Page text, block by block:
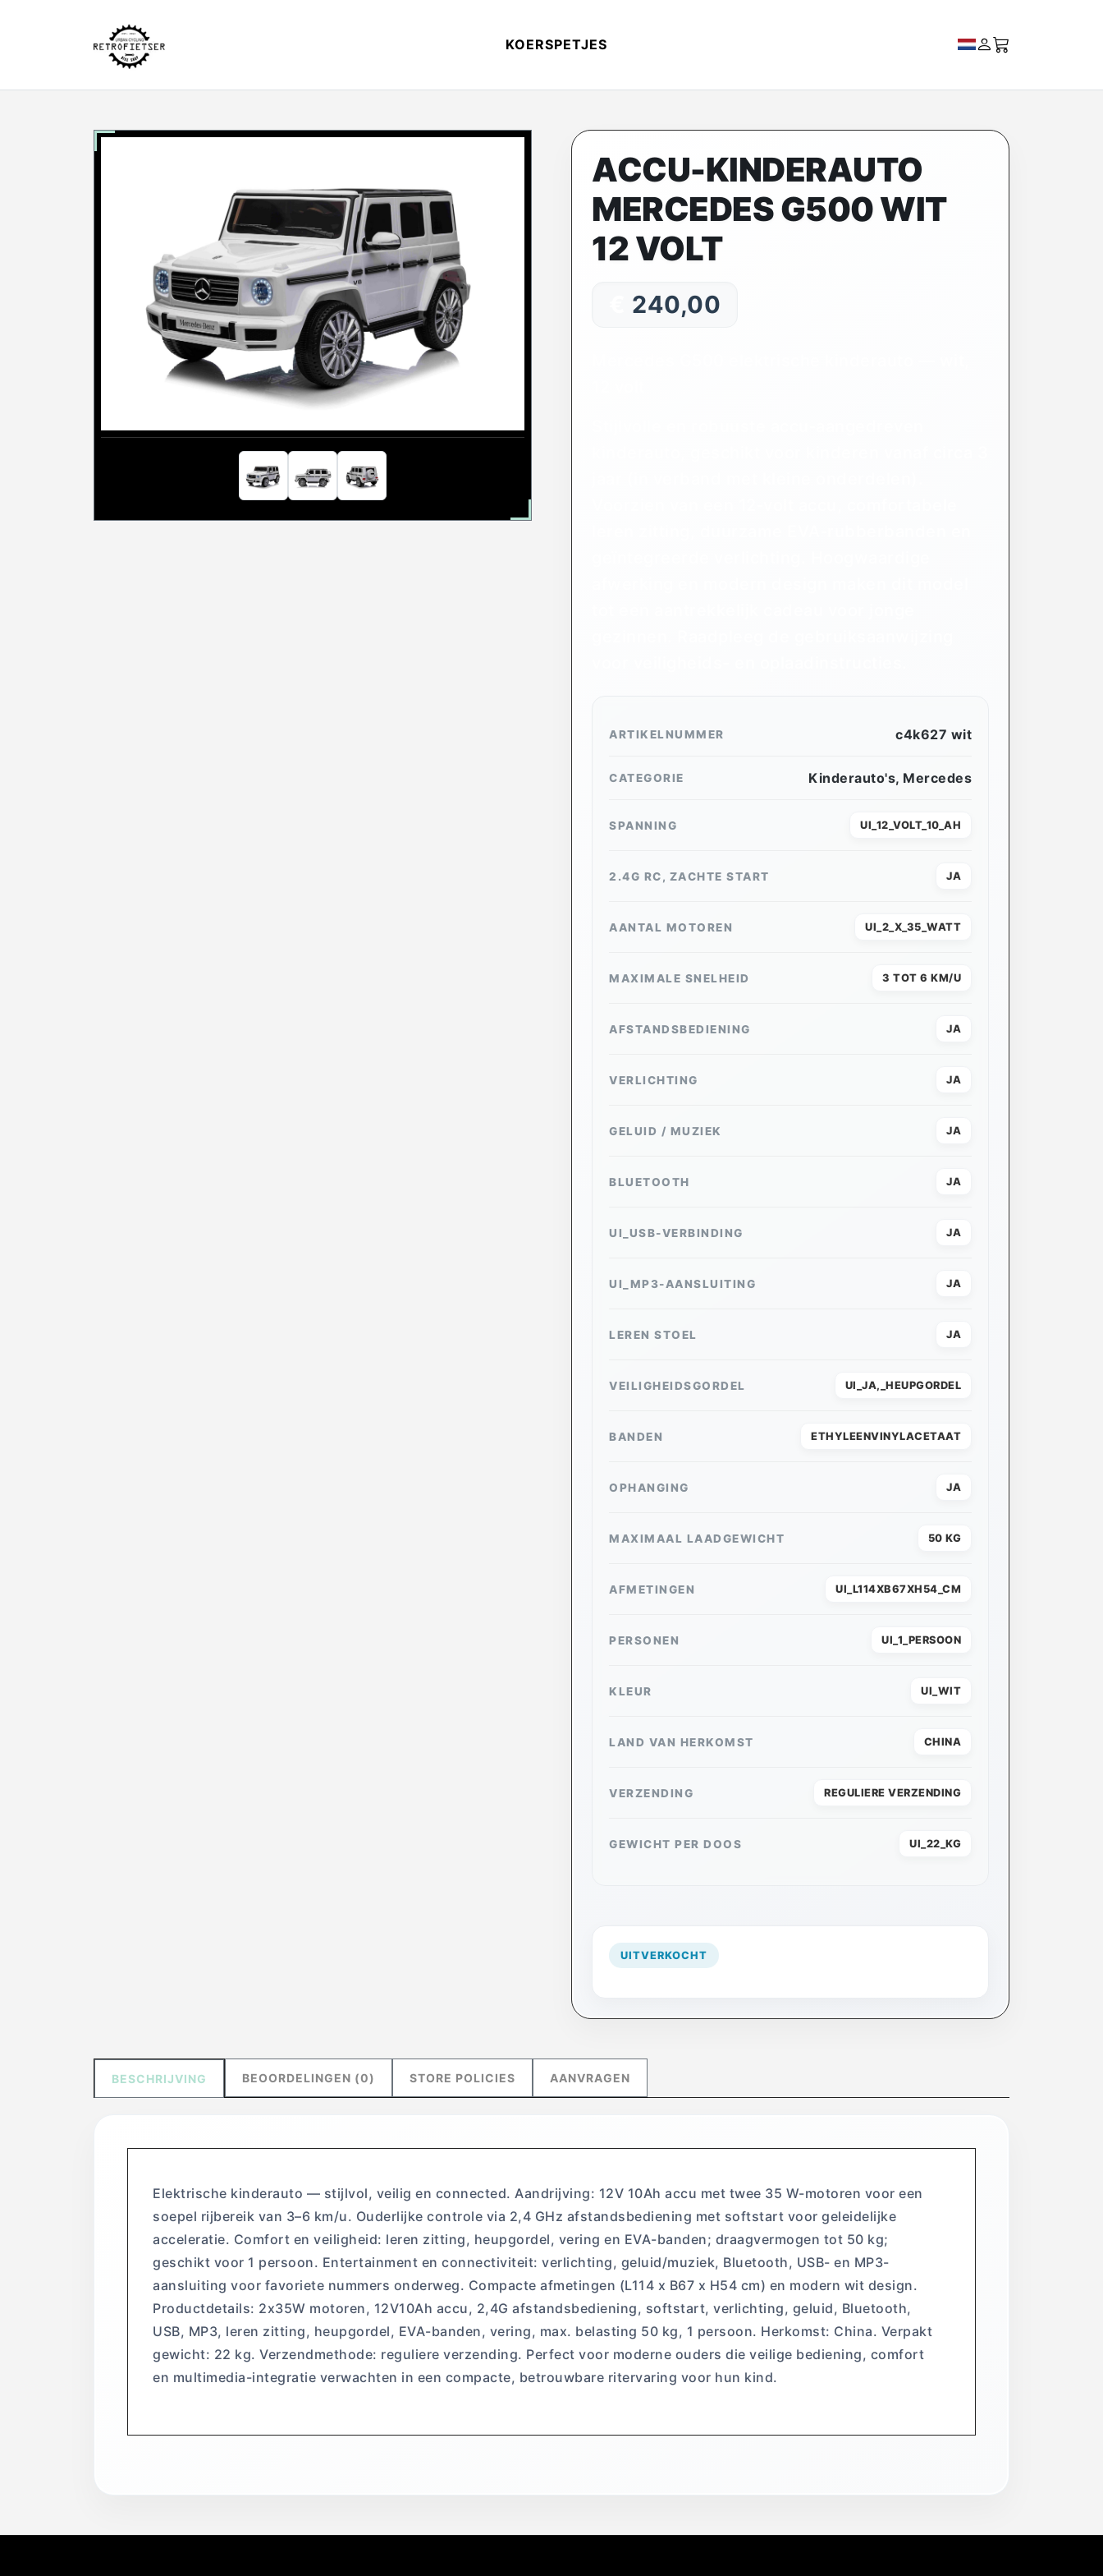
KOERSPETJES
ACCU-KINDERAUTO
MERCEDES G500 WIT
12 VOLT
240,00
ARTIKELNUMMER c4k627 wit
CATEGORIE Kinderauto's, Mercedes
SPANNING UI_12_VOLT_10_AH
2.4G RC, ZACHTE START JA
AANTAL MOTOREN UI_2_X_35_WATT
MAXIMALE SNELHEID 3 TOT 6 KM/U
AFSTANDSBEDIENING JA
VERLICHTING JA
GELUID / MUZIEK JA
BLUETOOTH JA
UI_USB-VERBINDING JA
UI_MP3-AANSLUITING JA
LEREN STOEL JA
VEILIGHEIDSGORDEL UI_JA,_HEUPGORDEL
BANDEN ETHYLEENVINYLACETAAT
OPHANGING JA
MAXIMAAL LAADGEWICHT 50 KG
AFMETINGEN UI_L114XB67XH54_CM
PERSONEN UI_1_PERSOON
KLEUR UI_WIT
LAND VAN HERKOMST CHINA
VERZENDING REGULIERE VERZENDING
GEWICHT PER DOOS UI_22_KG
UITVERKOCHT
BESCHRIJVING BEOORDELINGEN (0) STORE POLICIES AANVRAGEN
Elektrische kinderauto — stijlvol, veilig en connected. Aandrijving: 12V 10Ah accu met twee 35 W-motoren voor een
soepel rijbereik van 3–6 km/u. Ouderlijke controle via 2,4 GHz afstandsbediening met softstart voor geleidelijke
acceleratie. Comfort en veiligheid: leren zitting, heupgordel, vering en EVA-banden; draagvermogen tot 50 kg;
geschikt voor 1 persoon. Entertainment en connectiviteit: verlichting, geluid/muziek, Bluetooth, USB- en MP3-
aansluiting voor favoriete nummers onderweg. Compacte afmetingen (L114 x B67 x H54 cm) en modern wit design.
Productdetails: 2x35W motoren, 12V10Ah accu, 2,4G afstandsbediening, softstart, verlichting, geluid, Bluetooth,
USB, MP3, leren zitting, heupgordel, EVA-banden, vering, max. belasting 50 kg, 1 persoon. Herkomst: China. Verpakt
gewicht: 22 kg. Verzendmethode: reguliere verzending. Perfect voor moderne ouders die veilige bediening, comfort
en multimedia-integratie verwachten in een compacte, betrouwbare ritervaring voor hun kind.